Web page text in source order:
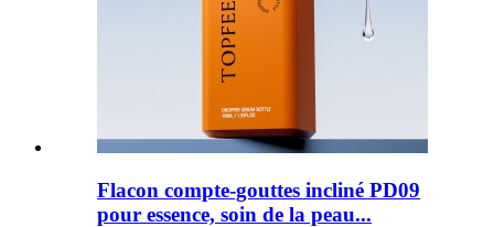
Flacon compte-gouttes incliné PD09
pour essence, soin de la peau...